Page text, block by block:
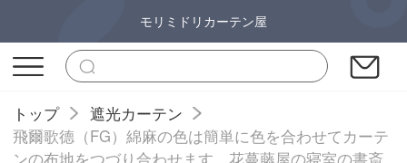
モリミドリカーテン屋
トップ
遮光カーテン
飛爾歌德（FG）綿麻の色は簡単に色を合わせてカーテ
ンの布地をつづり合わせます。花蔓藤屋の寝室の書斎